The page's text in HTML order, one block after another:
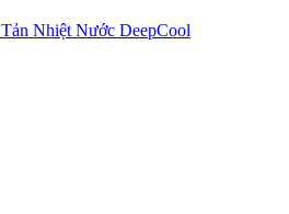
Tản Nhiệt Nước DeepCool